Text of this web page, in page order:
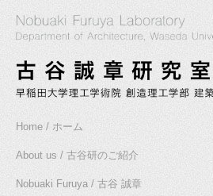
Home / ホーム
About us / 古谷研のご紹介
Nobuaki Furuya / 古谷 誠章